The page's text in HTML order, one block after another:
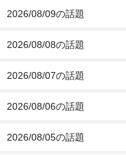
2026/08/09の話題
2026/08/08の話題
2026/08/07の話題
2026/08/06の話題
2026/08/05の話題